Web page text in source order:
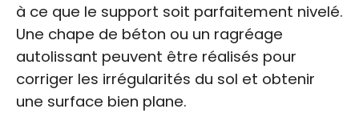
à ce que le support soit parfaitement nivelé.
Une chape de béton ou un ragréage
autolissant peuvent être réalisés pour
corriger les irrégularités du sol et obtenir
une surface bien plane.